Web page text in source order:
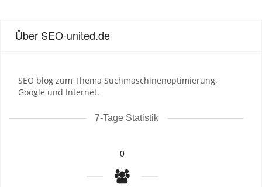
Über SEO-united.de
SEO blog zum Thema Suchmaschinenoptimierung,
Google und Internet.
7-Tage Statistik
0